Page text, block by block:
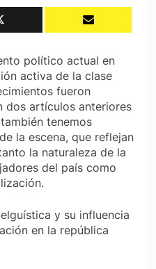
político actual en
activa de la clase
fueron
dos artículos anteriores
tenemos
la escena, que reflejan
la naturaleza de la
del país como
y su influencia
en la república